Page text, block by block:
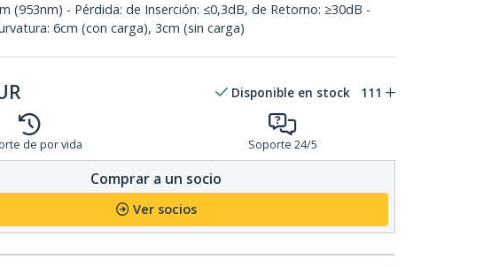
(953nm) - Pérdida: de Inserción: ≤0,3dB, de Retorno: ≥30dB -
6cm (con carga), 3cm (sin carga)
Disponible en stock 111
de por vida Soporte 24/5
Comprar a un socio
Ver socios